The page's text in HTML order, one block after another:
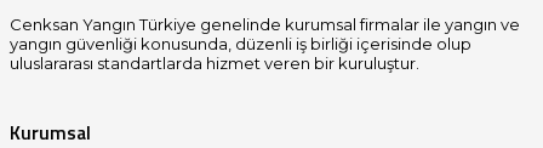
Cenksan Yangın Türkiye genelinde kurumsal firmalar ile yangın ve
yangın güvenliği konusunda, düzenli iş birliği içerisinde olup
uluslararası standartlarda hizmet veren bir kuruluştur.
Kurumsal